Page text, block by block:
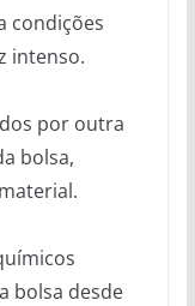
condições
intenso.
por outra
bolsa,
bolsa desde